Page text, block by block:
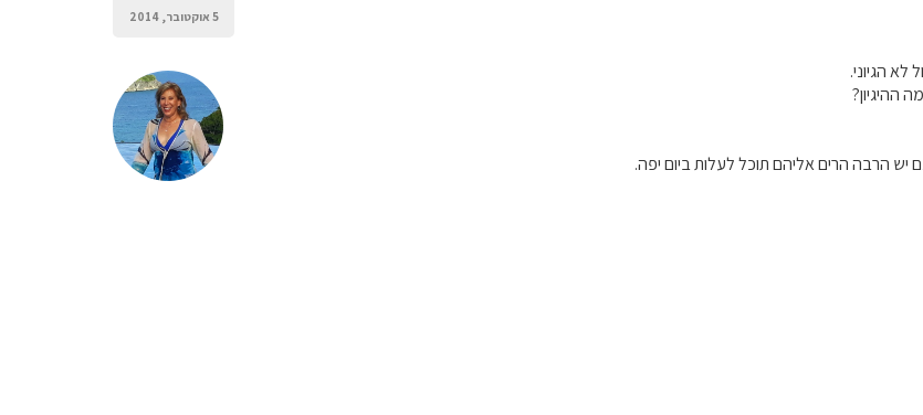
5 אוקטובר, 2014
הגיוני.
ההיגיון?
יש הרבה הרים אליהם תוכל לעלות ביום יפה.